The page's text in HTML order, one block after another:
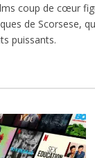
coup de cœur
de Scorsese,
puissants.